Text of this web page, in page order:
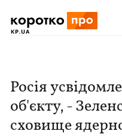
Росія
об'єкту, -
сховище